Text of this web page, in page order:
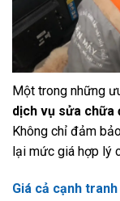
Một trong những
dịch vụ sửa chữa
Không chỉ đảm
lại mức giá hợp lý
Giá cả cạnh tranh